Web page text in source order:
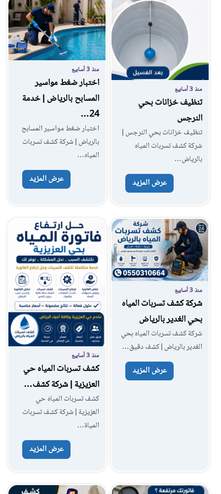
منذ 3 أسابيع
تنظيف خزانات بحي
النرجس
تنظيف خزانات بحي النرجس |
شركة كشف تسربات المياه
بالرياض…
عرض المزيد
منذ 3 أسابيع
اختبار ضغط مواسير
المسابح بالرياض | خدمة
24…
اختبار ضغط مواسير المسابح
بالرياض | شركة كشف تسربات
المياه…
عرض المزيد
منذ 3 أسابيع
شركة كشف تسربات المياه
بحي الغدير بالرياض
شركة كشف تسربات المياه بحي
الغدير بالرياض | كشف دقيق…
عرض المزيد
منذ 3 أسابيع
كشف تسربات المياه حي
العزيزية | شركة كشف…
كشف تسربات المياه حي
العزيزية | شركة كشف تسربات
المياة…
عرض المزيد